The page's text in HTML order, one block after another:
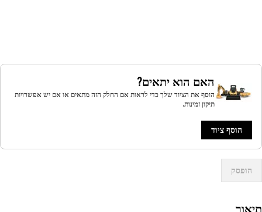
האם הוא יתאים?
הוסף את הציוד שלך כדי לראות אם החלק הזה מתאים או אם יש אפשרויות
תיקון זמינות.
הוסף ציוד
הופסק